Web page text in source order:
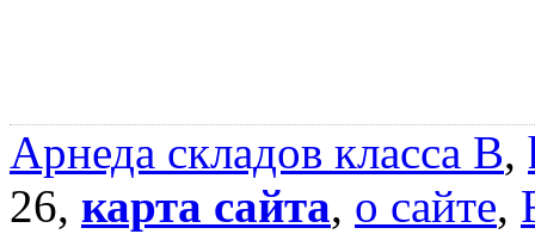
Арнеда складов класса B,
26, карта сайта, о сайте,